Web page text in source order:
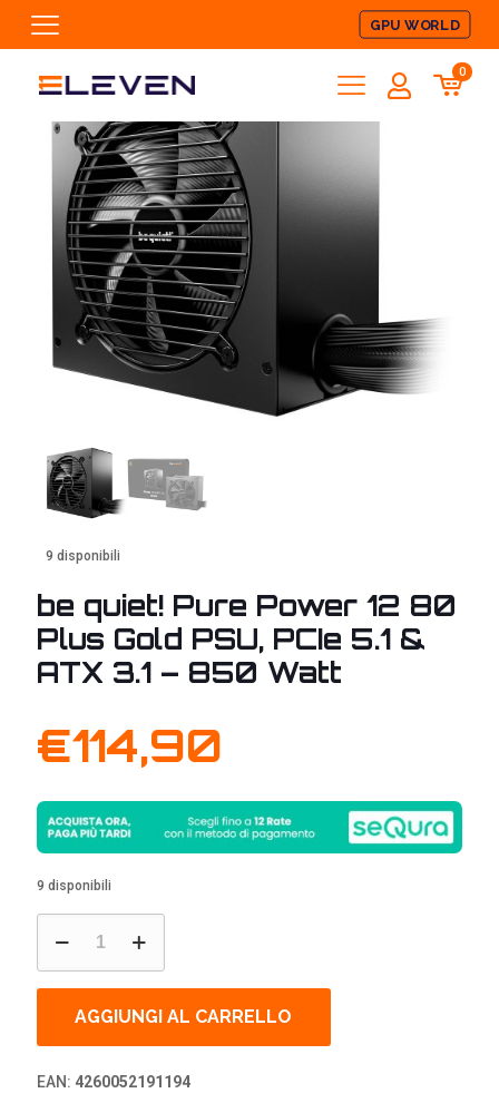
GPU WORLD
0
9 disponibili
be quiet! Pure Power 12 80
Plus Gold PSU, PCIe 5.1 &
ATX 3.1 – 850 Watt
€114,90
9 disponibili
quiet!
Pure
Power
Plus
Gold
PSU,
AGGIUNGI AL CARRELLO
EAN: 4260052191194